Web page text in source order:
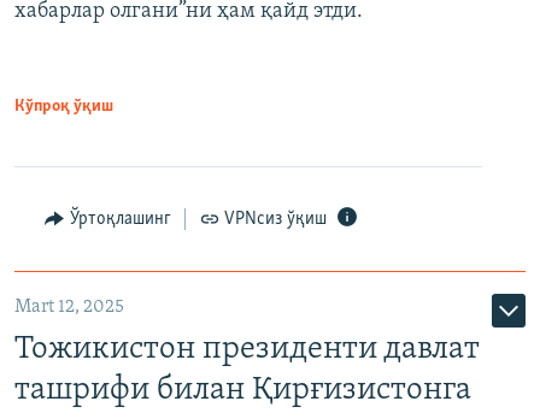
хабарлар олгани”ни ҳам қайд этди.
Кўпроқ ўқиш
Ўртоқлашинг VPNсиз ўқиш
Mart 12, 2025
Тожикистон президенти давлат
ташрифи билан Қирғизистонга